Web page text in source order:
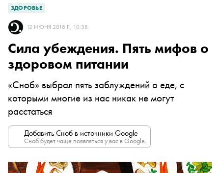
ЗДОРОВЬЕ
12 ИЮНЯ 2018 Г., 10:38
Сила убеждения. Пять мифов о
здоровом питании
«Сноб» выбрал пять заблуждений о еде, с
которыми многие из нас никак не могут
расстаться
Добавить Сноб в источники Google
Сноб будет чаще появляться у вас в Google.